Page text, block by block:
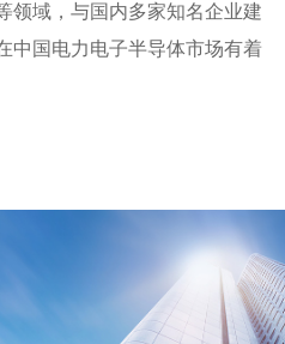
领域，与国内多家知名企业建
中国电力电子半导体市场有着